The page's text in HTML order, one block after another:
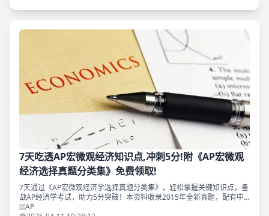
7天吃透AP宏微观经济知识点,冲刺5分!附《AP宏微观
经济选择真题分类集》免费领取!
7天通过《AP宏微观经济学选择真题分类集》，轻松掌握关键知识点，备
战AP经济学考试，助力5分突破！本资料收录2015年全新真题，配有中
英文解析，滑至文末免费获取~
AP